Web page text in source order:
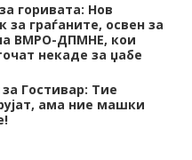
горивата: Нов
за граѓаните, освен за
ВМРО-ДПМНЕ, кои
некаде за џабе
Гостивар: Тие
ама ние машки